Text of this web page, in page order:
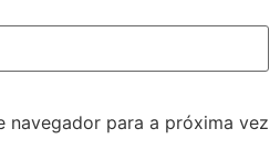
navegador para a próxima vez